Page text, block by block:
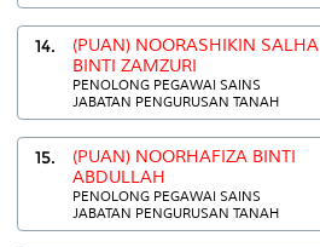
14.
(PUAN) NOORASHIKIN SALHA
BINTI ZAMZURI
PENOLONG PEGAWAI SAINS
JABATAN PENGURUSAN TANAH
15.
(PUAN) NOORHAFIZA BINTI
ABDULLAH
PENOLONG PEGAWAI SAINS
JABATAN PENGURUSAN TANAH